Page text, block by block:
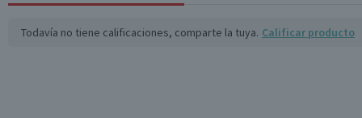
Ancho cm
Todavía no tiene calificaciones, comparte la tuya. Calificar producto